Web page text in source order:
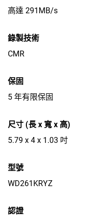
高達 291MB/s
錄製技術
CMR
保固
5 年有限保固
尺寸 (長 x 寬 x 高)
5.79 x 4 x 1.03 吋
型號
WD261KRYZ
認證